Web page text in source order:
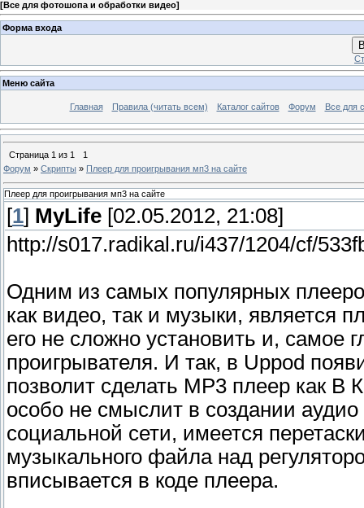
[Все для фотошопа и обработки видео]
Форма входа
Меню сайта
Главная Правила (читать всем) Каталог сайтов Форум Все для
Страница 1 из 1
1
Форум » Скрипты » Плеер для проигрывания мп3 на сайте
Плеер для проигрывания мп3 на сайте
[1] MyLife [02.05.2012, 21:08]
http://s017.radikal.ru/i437/1204/cf/
Одним из самых популярных
как видео, так и музыки, является
его не сложно установить и, самое
проигрывателя. И так, в Uppod
позволит сделать MP3 плеер как В
особо не смыслит в создании
социальной сети, имеется
музыкального файла над
вписывается в коде плеера.